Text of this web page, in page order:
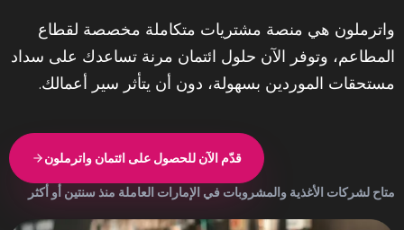
واترملون هي منصة مشتريات متكاملة مخصصة لقطاع
المطاعم، وتوفر الآن حلول ائتمان مرنة تساعدك على سداد
مستحقات الموردين بسهولة، دون أن يتأثر سير أعمالك.
قدّم الآن للحصول على ائتمان واترملون
متاح لشركات الأغذية والمشروبات في الإمارات العاملة منذ سنتين أو أكثر